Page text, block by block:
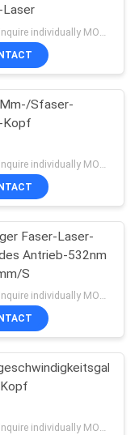
Laser
Sfaser-
Kopf
Faser-Laser-
Antrieb-532nm
S
Please inquire individually MOQ:1
Please inquire individually MOQ:1